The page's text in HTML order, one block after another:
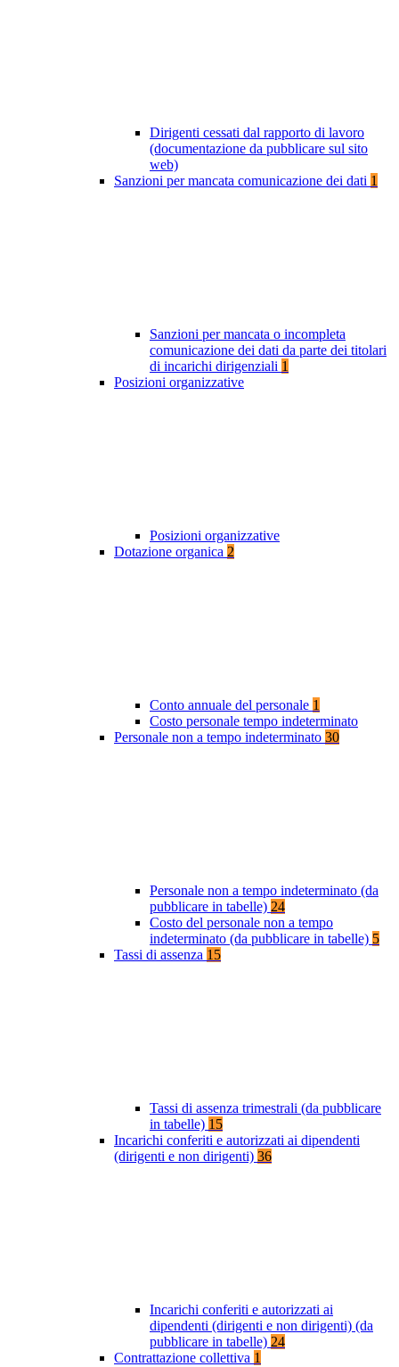
Dirigenti cessati dal rapporto di lavoro
(documentazione da pubblicare sul sito
web)
Sanzioni per mancata comunicazione dei dati 1
Sanzioni per mancata o incompleta
comunicazione dei dati da parte dei titolari
di incarichi dirigenziali 1
Posizioni organizzative
Posizioni organizzative
Dotazione organica 2
Conto annuale del personale 1
Costo personale tempo indeterminato
Personale non a tempo indeterminato 30
Personale non a tempo indeterminato (da
pubblicare in tabelle) 24
Costo del personale non a tempo
indeterminato (da pubblicare in tabelle) 5
Tassi di assenza 15
Tassi di assenza trimestrali (da pubblicare
in tabelle) 15
Incarichi conferiti e autorizzati ai dipendenti
(dirigenti e non dirigenti) 36
Incarichi conferiti e autorizzati ai
dipendenti (dirigenti e non dirigenti) (da
pubblicare in tabelle) 24
Contrattazione collettiva 1